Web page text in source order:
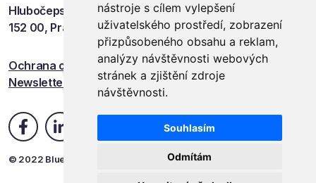
nástroje s cílem vylepšení
uživatelského prostředí, zobrazení
přizpůsobeného obsahu a reklam,
analýzy návštěvnosti webových
stránek a zjištění zdroje
návštěvnosti.
Souhlasím
Odmítám
Hlubočepská 701/38c
152 00, Praha 5
Ochrana osobních údajů
Newsletter
© 2022 Blue Events